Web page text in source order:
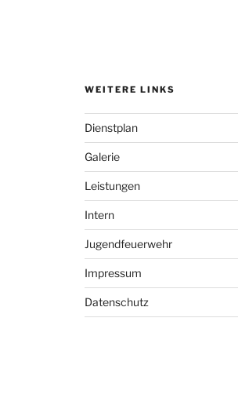
WEITERE LINKS
Dienstplan
Galerie
Leistungen
Intern
Jugendfeuerwehr
Impressum
Datenschutz